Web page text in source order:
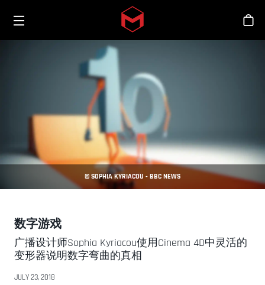
Skip to main content
商
© SOPHIA KYRIACOU - BBC NEWS
数字游戏
广播设计师Sophia Kyriacou使用Cinema 4D中灵活的
变形器说明数字弯曲的真相
JULY 23, 2018